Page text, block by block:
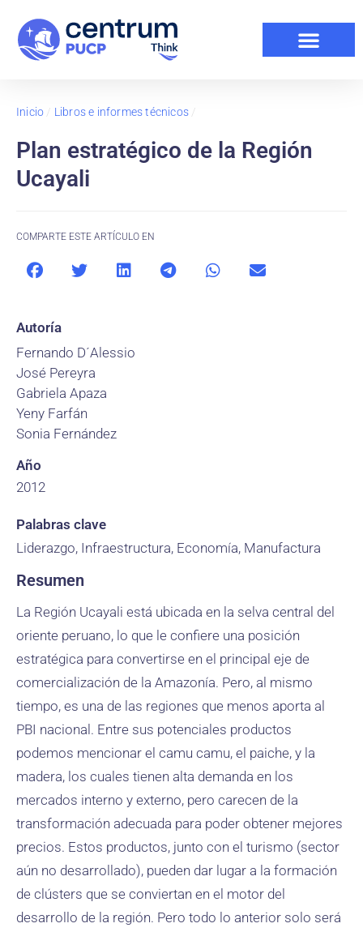
Inicio / Libros e informes técnicos /
Plan estratégico de la Región
Ucayali
COMPARTE ESTE ARTÍCULO EN
Autoría
Fernando D´Alessio
José Pereyra
Gabriela Apaza
Yeny Farfán
Sonia Fernández
Año
2012
Palabras clave
Liderazgo, Infraestructura, Economía, Manufactura
Resumen
La Región Ucayali está ubicada en la selva central del
oriente peruano, lo que le confiere una posición
estratégica para convertirse en el principal eje de
comercialización de la Amazonía. Pero, al mismo
tiempo, es una de las regiones que menos aporta al
PBI nacional. Entre sus potenciales productos
podemos mencionar el camu camu, el paiche, y la
madera, los cuales tienen alta demanda en los
mercados interno y externo, pero carecen de la
transformación adecuada para poder obtener mejores
precios. Estos productos, junto con el turismo (sector
aún no desarrollado), pueden dar lugar a la formación
de clústers que se conviertan en el motor del
desarrollo de la región. Pero todo lo anterior solo será